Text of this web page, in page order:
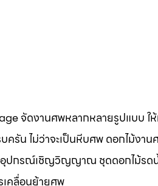
จัดงานศพหลากหลายรูปแบบ ใ
ครัน ไม่ว่าจะเป็นหีบศพ ดอกไม้งา
อุปกรณ์เชิญวิญญาณ ชุดดอกไม้รด
เคลื่อนย้ายศพ